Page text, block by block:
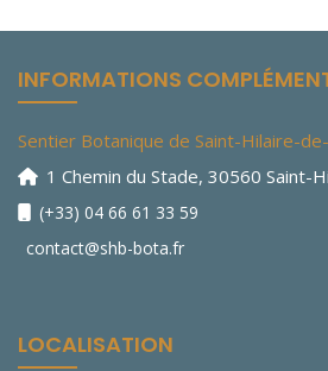
INFORMATIONS
Sentier Botanique de Saint-Hilaire-
1 Chemin du Stade, 30560 Saint-
(+33) 04 66 61 33 59
contact@shb-bota.fr
LOCALISATION